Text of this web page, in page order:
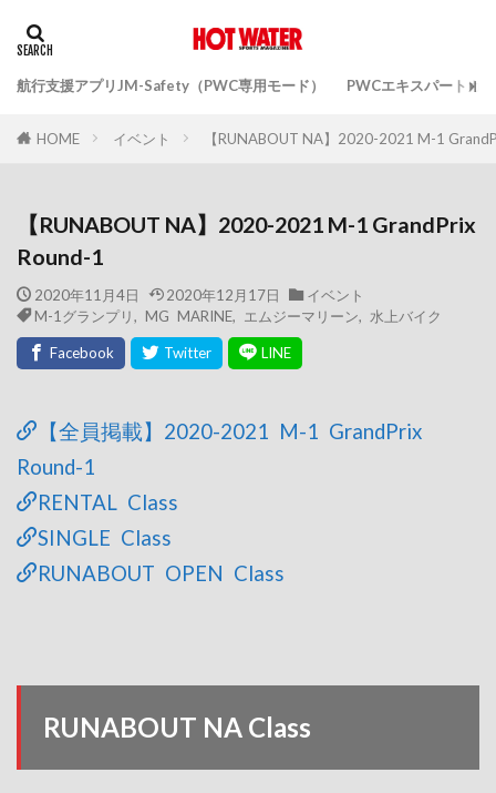
航行支援アプリJM-Safety（PWC専用モード） PWCエキスパートガ
HOME イベント 【RUNABOUT NA】2020-2021 M-1
【RUNABOUT NA】2020-2021 M-1 GrandPrix
Round-1
2020年11月4日 2020年12月17日
イベント
M-1グランプリ
MG MARINE, エムジーマリーン 水上バイク
【全員掲載】2020-2021 M-1 GrandPrix
Round-1
RENTAL Class
SINGLE Class
RUNABOUT OPEN Class
RUNABOUT NA Class